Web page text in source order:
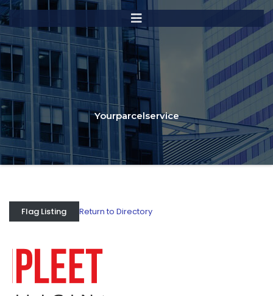
Yourparcelservice
Flag Listing Return to Directory